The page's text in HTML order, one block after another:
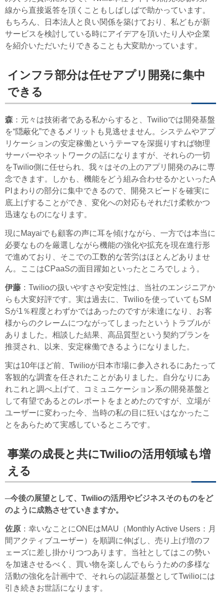
線から直接返答を頂くこともしばしばで助かっています。
もちろん、日本法人と良い関係を築けており、私どもが新
サービスを検討している時にアイデアを頂いたり人や企業
を紹介いただいたりできることも大変助かっています。
インフラ部分は任せアプリ開発に集中
できる
森 ：元々は技術者である私からすると、Twilioでは開発基盤
を“隠蔽化”できるメリットも見逃せません。システムやアプ
リケーションの安定稼働というテーマを深掘りすれば物理
サーバーやネットワークの話になりますが、それらの一切
をTwilio側に任せられ、我々はその上のアプリ開発のみに専
念できます。しかも、機能をどう組み合わせるかといったA
PIまわりの部分に集中できるので、開発スピードを確実に
底上げすることができ、変化への対応もそれだけ柔軟かつ
迅速なものになります。
現にMayaiでも顧客の声に耳を傾けながら、一方では本当に
必要なものを厳選しながら機能の強化や拡充を現在進行形
で進めており、そこでの工数的な苦労はほとんどありませ
ん。ここはCPaaSの面目躍如といったところでしょう。
伊藤 ：Twilioの扱いやすさや安定性は、当社のエンジニアか
らも大変好評です。実は過去に、Twilioを使っていてもSM
Sが1％程度とわずかではあったのですが未達になり、お客
様からのクレームにつながってしまったというトラブルが
ありました。相談した結果、高品質型という契約プランを
推奨され、以来、安定稼働できるようになりました。
実は10年ほど前、Twilioが日本市場に参入されるにあたって
客観的な調査を任されたことがありました。自分なりにあ
れこれと調べ上げて、コミュニケーション系の開発基盤と
して有望であるとのレポートをまとめたのですが、立場が
ユーザーに変わった今、当時の私の目に狂いはなかったこ
とをあらためて実感しているところです。
事業の成長と共にTwilioの活用領域も増
える
─今後の展望として、Twilioの活用やビジネスそのものをど
のように成熟させていきますか。
佐原 ：幸いなことにONEはMAU（Monthly Active Users：月
間アクティブユーザー）を順調に伸ばし、売り上げ増のフ
ェーズに差し掛かりつつあります。当社としてはこの勢い
を加速させるべく、買い物を楽しんでもらうための多様な
活動の強化を計画中で、それらの認証基盤としてTwilioには
引き続きお世話になります。